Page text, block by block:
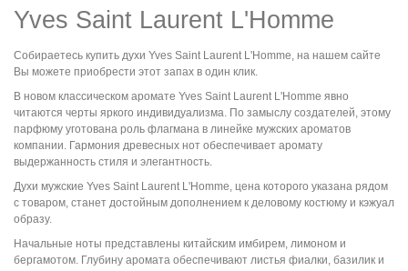
Yves Saint Laurent L'Homme
Собираетесь купить духи Yves Saint Laurent L'Homme на нашем сайте
Вы можете приобрести этот запах в один клик.
В новом классическом аромате Yves Saint Laurent L'Homme явно
читаются черты яркого индивидуализма. По замыслу создателей, этому
парфюму уготована роль флагмана в линейке мужских ароматов
компании. Гармония древесных нот обеспечивает аромату
выдержанность стиля и элегантность.
Духи мужские Yves Saint Laurent L'Homme , цена которого указана рядом
с товаром, станет достойным дополнением к деловому костюму и кэжуал
образу.
Начальные ноты представлены китайским имбирем, лимоном и
бергамотом. Глубину аромата обеспечивают листья фиалки, базилик и